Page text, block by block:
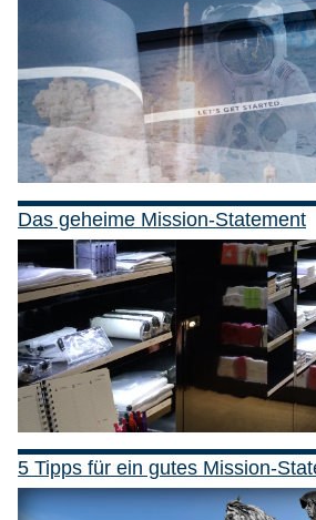
Das geheime Mission-Statement
5 Tipps für ein gutes Mission-